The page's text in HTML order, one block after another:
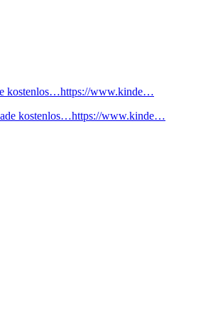
kostenlos…https://www.kinde…
kostenlos…https://www.kinde…